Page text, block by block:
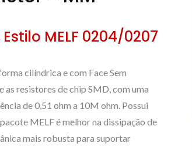
MELF 0204/0207
cilíndrica e com Face Sem
as resistores de chip SMD, com uma
de 0,51 ohm a 10M ohm. Possui
MELF é melhor na dissipação de
mais robusta para suportar